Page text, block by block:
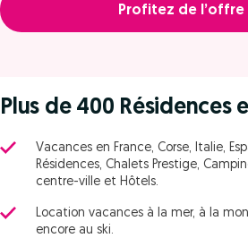
Plus de 400 Résidences
Vacances en France, Corse, Italie,
Résidences, Chalets Prestige,
centre-ville et Hôtels.
Location vacances à la mer, à la
encore au ski.
Profitez de l’offre